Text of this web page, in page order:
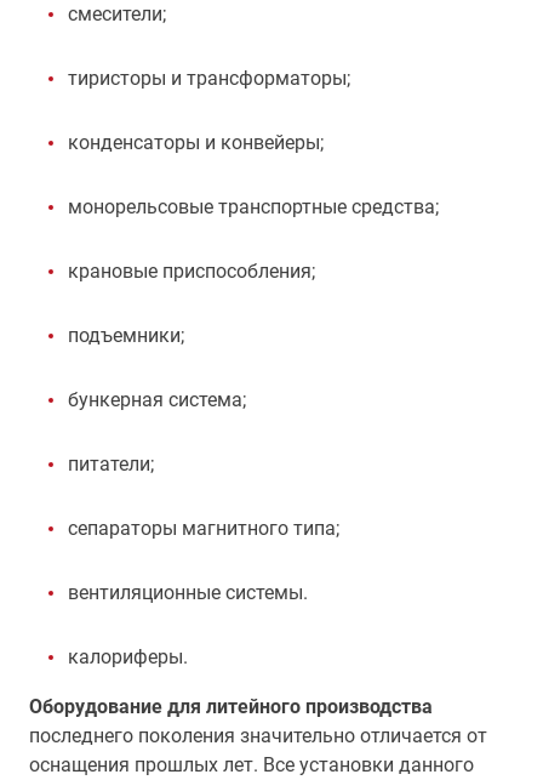
смесители;
тиристоры и трансформаторы;
конденсаторы и конвейеры;
монорельсовые транспортные средства;
крановые приспособления;
подъемники;
бункерная система;
питатели;
сепараторы магнитного типа;
вентиляционные системы.
калориферы.
Оборудование для литейного производства
последнего поколения значительно отличается от
оснащения прошлых лет. Все установки данного